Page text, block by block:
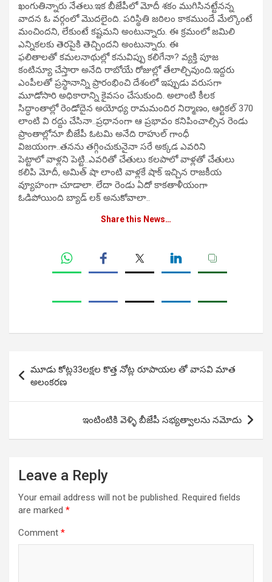
ఖంగుతిన్నారు నేతలు.ఇక బీజేపీలో మోదీ శకం ముగిసినట్టేనన్న
వాదన ఓ వర్గంలో మొదలైంది. పరిస్థితి జఠిలం కాకముందే మేల్కొంటే
మంచిందని, లేకుంటే కష్టమని అంటున్నారు. ఈ క్రమంలో జమిలి
ఎన్నికలకు తెరపైకి తెచ్చిందని అంటున్నారు. ఈ
ఫలితాలతో కమలనాథుల్లో కనువిప్పు కలిగేనా? వ్యక్తి పూజ
కంటిన్యూ చేస్తారా అనేది రాబోయే రోజుల్లో తేలాల్చివుంది.ఇద్దరు
ఎంపీలతో ప్రస్థానాన్ని ప్రారంభించి దేశంలో ఇప్పుడు వరుసగా
మూడోసారి అధికారాన్ని కైవసం చేసుకుంది. అలాంటి కీలక
సిద్ధాంతాల్లో రెండోదైన అయోధ్య రామమందిర నిర్మాణం, ఆర్టికల్ 370
లాంటి వి రద్దు చేసినా..ప్రధానంగా ఆ ప్రభావం కనిపించాల్సిన రెండు
ప్రాంతాల్లోనూ బీజేపీ ఓటమి అనేది రాహుల్ గాంధీ
విజయంగా..తనను తగ్గించుకునైనా సరే అక్కడ ఎవరిని
పెట్టాలో వాళ్లని పెట్టి..ఎవరితో చేతులు కలపాలో వాళ్లతో చేతులు
కలిపి మోదీ, అమిత్ షా లాంటి వాళ్లకే షాక్ ఇచ్చిన రాజకీయ
వ్యూహంగా చూడాలా. లేదా రెండు ఏదో కాకతాళీయంగా
ఓడిపోయింది బ్యాడ్ లక్ అనుకోవాలా..
Share this News…
navigation
మూడు కోట్ల33లక్షల కొత్త నోట్ల రూపాయల తో వాసవి మాత
అలంకరణ
ఇంటింటికి వెళ్ళి బీజేపీ సభ్యత్వాలను నమోదు
Leave a Reply
Your email address will not be published. Required fields
are marked *
Comment *